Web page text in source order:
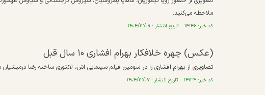
ملاحظه می‌کنید.
کد خبر: ۱۴۱۴۶ تاریخ انتشار : ۱۴۰۴/۱۲/۰۹
(عکس) چهره خلافکار بهرام افشاری ۱۰ سال قبل
تصاویری از بهرام افشاری را در سومین فیلم سینمایی اش، لانتوری ساخنه رضا درمیشیان در سال 94
کد خبر: ۱۴۱۳۴ تاریخ انتشار : ۱۴۰۴/۱۲/۰۷